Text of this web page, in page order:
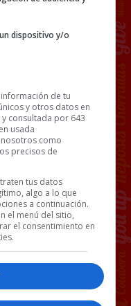
dispositivo y/o
de tu
y otros datos en
consultada por 643
usada
como
precisos de
tus datos
algo a lo que
a continuación.
el menú del sitio,
el consentimiento en